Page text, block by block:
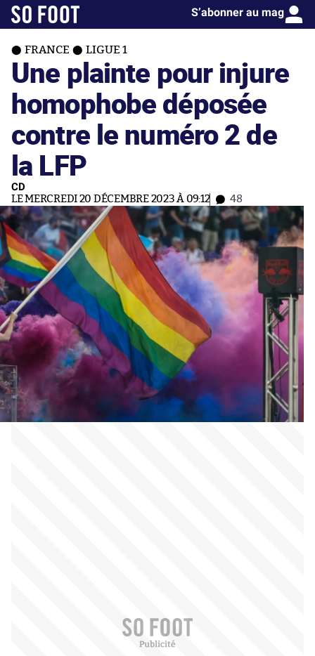
S’abonner au mag
FRANCE LIGUE 1
Une plainte pour injure
homophobe déposée
contre le numéro 2 de
la LFP
CD
LE MERCREDI 20 DÉCEMBRE 2023 À 09:12 48